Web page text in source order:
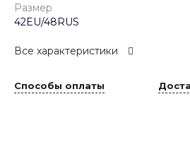
Размер
42EU/48RUS
Все характеристики
Способы оплаты